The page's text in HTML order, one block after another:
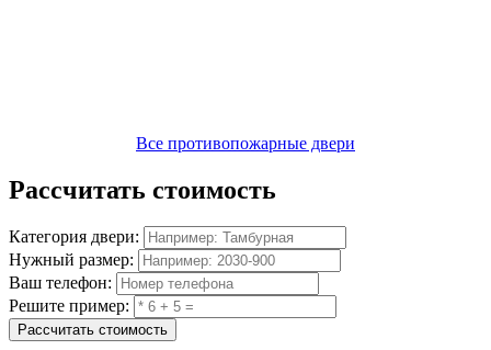
Все противопожарные двери
Рассчитать стоимость
Категория двери:
Нужный размер:
Ваш телефон:
Решите пример:
Рассчитать стоимость